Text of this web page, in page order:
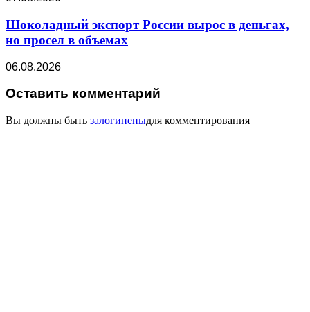
Шоколадный экспорт России вырос в деньгах,
но просел в объемах
06.08.2026
Оставить комментарий
Вы должны быть залогиненыдля комментирования